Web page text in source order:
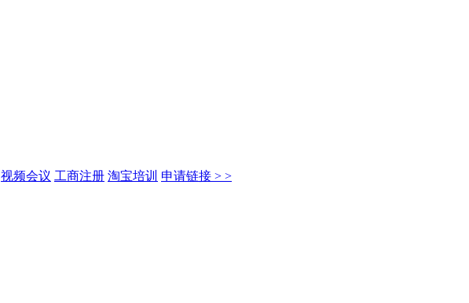
视频会议 工商注册 淘宝培训 申请链接 > >